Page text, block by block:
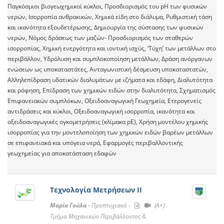
Παγκόσμιοι βιογεωχημικοί κύκλοι, Προσδιορισμός του pH των φυσικών
νερών, Ισορροπία ανθρακικών, Χημικά είδη στο διάλυμα, Ρυθμιστική τάση
και ικανότητα εξουδετέρωσης, Δημιουργία της σύστασης των φυσικών
νερών, Νόμος δράσεως των μαζών- Προσδιορισμός των σταθερών
ισορροπίας, Χημική ενεργότητα και ιοντική ισχύς, ‘Τύχη’ των μετάλλων στο
περιβάλλον, Υδρόλυση και συμπλοκοποίηση μετάλλων, Δράση ανόργανων
ενώσεων ως υποκαταστάτες, Ανταγωνιστική δέσμευση υποκαταστατών,
Αλληλεπίδραση υδατικών διαλυμάτων με ιζήματα και εδάφη, Διαλυτότητα
και ρόφηση, Επίδραση των χημικών ειδών στην διαλυτότητα, Σχηματισμός
Επιφανειακών συμπλόκων, Οξειδοαναγωγική Γεωχημεία, Ετερογενείς
αντιδράσεις και κύκλοι, Οξειδοαναγωγική ισορροπία, ικανότητα και
οξειδοαναγωγικές ογκομετρήσεις (κλίμακα pE), Χρήση μοντέλου χημικής
ισορροπίας για την μοντελοποίηση των χημικών ειδών βαρέων μετάλλων
σε επιφανειακά και υπόγεια νερά, Εφαρμογές περιβαλλοντικής
γεωχημείας για αποκατάσταση εδαφών
Τεχνολογία Μετρήσεων ΙI
Μαρία Γούλα -Προπτυχιακό -
(A+)
Τμήμα Μηχανικών Περιβάλλοντος &